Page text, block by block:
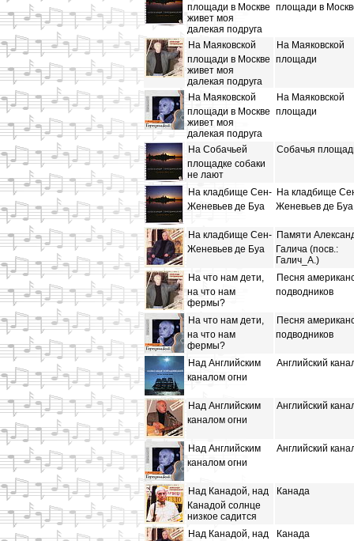
площади в Москве
живет моя
далекая подруга
площади в
На Маяковской
площади в Москве
живет моя
далекая подруга
На Маяковской
площади
На Маяковской
площади в Москве
живет моя
далекая подруга
На Маяковской
площади
На Собачьей
площадке собаки
не лают
Собачья
На кладбище Сен-
Женевьев де Буа
На кладбище
Женевьев де Буа
На кладбище Сен-
Женевьев де Буа
Памяти
Галича (посв.:
Галич_А.)
На что нам дети,
на что нам
фермы?
Песня
подводников
На что нам дети,
на что нам
фермы?
Песня
подводников
Над Английским
каналом огни
Английский
Над Английским
каналом огни
Английский
Над Английским
каналом огни
Английский
Над Канадой, над
Канадой солнце
низкое садится
Канада
Над Канадой, над
Канада